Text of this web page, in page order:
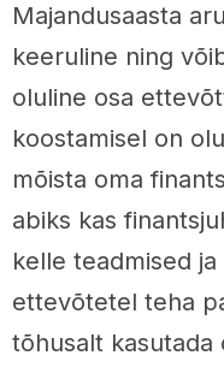
Majandusaasta
keeruline ning
oluline osa
koostamisel on
mõista oma
abiks kas
kelle teadmised
ettevõtetel teha
tõhusalt kasutada